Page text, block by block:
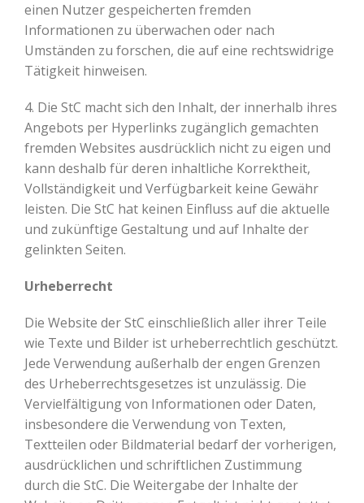
einen Nutzer gespeicherten fremden
Informationen zu überwachen oder nach
Umständen zu forschen, die auf eine rechtswidrige
Tätigkeit hinweisen.
4. Die StC macht sich den Inhalt, der innerhalb ihres
Angebots per Hyperlinks zugänglich gemachten
fremden Websites ausdrücklich nicht zu eigen und
kann deshalb für deren inhaltliche Korrektheit,
Vollständigkeit und Verfügbarkeit keine Gewähr
leisten. Die StC hat keinen Einfluss auf die aktuelle
und zukünftige Gestaltung und auf Inhalte der
gelinkten Seiten.
Urheberrecht
Die Website der StC einschließlich aller ihrer Teile
wie Texte und Bilder ist urheberrechtlich geschützt.
Jede Verwendung außerhalb der engen Grenzen
des Urheberrechtsgesetzes ist unzulässig. Die
Vervielfältigung von Informationen oder Daten,
insbesondere die Verwendung von Texten,
Textteilen oder Bildmaterial bedarf der vorherigen,
ausdrücklichen und schriftlichen Zustimmung
durch die StC. Die Weitergabe der Inhalte der